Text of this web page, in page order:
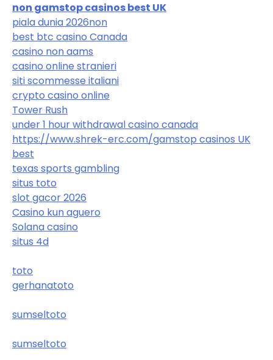
non gamstop casinos best UK
piala dunia 2026non
best btc casino Canada
casino non aams
casino online stranieri
siti scommesse italiani
crypto casino online
Tower Rush
under 1 hour withdrawal casino canada
https://www.shrek-erc.com/gamstop casinos UK
best
texas sports gambling
situs toto
slot gacor 2026
Casino kun aguero
Solana casino
situs 4d
toto
gerhanatoto
sumseltoto
sumseltoto